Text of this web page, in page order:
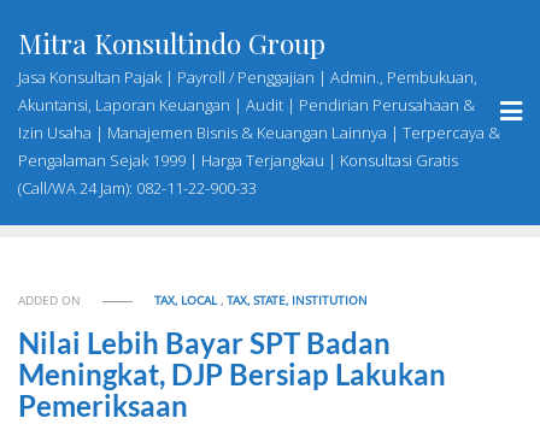
content
Mitra Konsultindo Group
Jasa Konsultan Pajak | Payroll / Penggajian | Admin., Pembukuan,
Akuntansi, Laporan Keuangan | Audit | Pendirian Perusahaan &
Izin Usaha | Manajemen Bisnis & Keuangan Lainnya | Terpercaya &
Pengalaman Sejak 1999 | Harga Terjangkau | Konsultasi Gratis
(Call/WA 24 Jam): 082-11-22-900-33
ADDED ON TAX, LOCAL,TAX, STATE, INSTITUTION
Nilai Lebih Bayar SPT Badan
Meningkat, DJP Bersiap Lakukan
Pemeriksaan